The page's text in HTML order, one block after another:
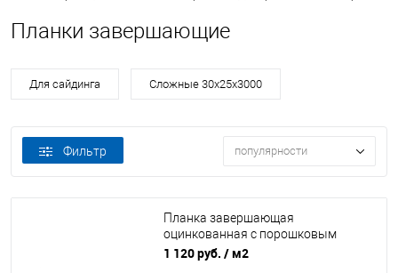
Планки завершающие
Для сайдинга Сложные 30х25х3000
Фильтр популярности
Планка завершающая
оцинкованная с порошковым
покрытием 0,45мм ширина менее
1 120 руб. / м2